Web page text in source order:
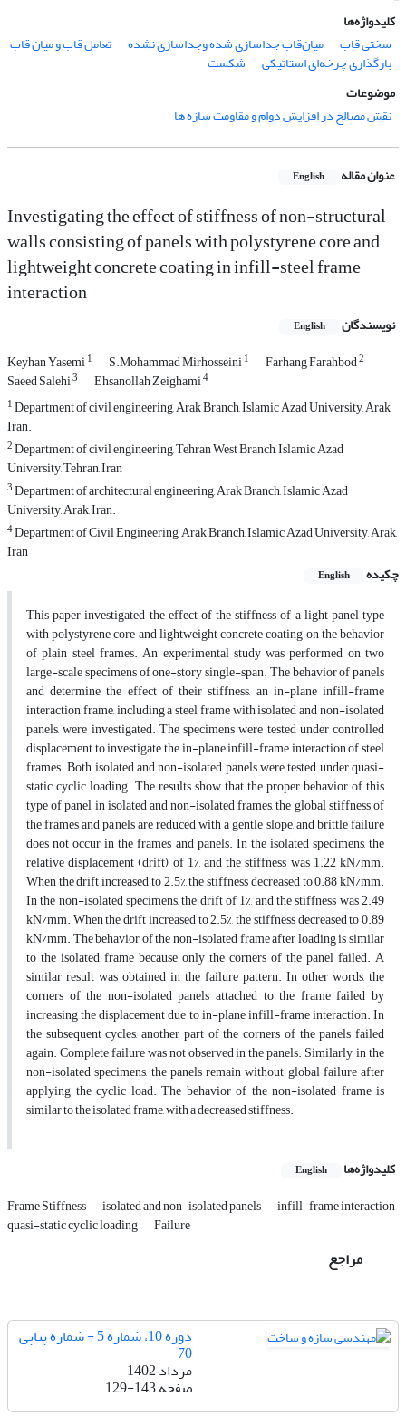
کلیدواژه‌ها
سختی ‌قاب
میان‌قاب جداسازی شده وجداسازی نشده تعامل قاب و میان قاب
بارگذاری چرخه‌ای استاتیکی
شکست
موضوعات
نقش مصالح در افزایش دوام و مقاومت سازه ها
عنوان مقاله English
Investigating the effect of stiffness of non-structural
walls consisting of panels with polystyrene core and
lightweight concrete coating in infill-steel frame
interaction
نویسندگان English
Keyhan Yasemi1 S.Mohammad Mirhosseini1 Farhang Farahbod2
Saeed Salehi3 Ehsanollah Zeighami4
1Department of civil engineering, Arak Branch, Islamic Azad University, Arak,
Iran.
2Department of civil engineering, Tehran West Branch, Islamic Azad
University, Tehran, Iran
3Department of architectural engineering, Arak Branch, Islamic Azad
University, Arak, Iran.
4Department of Civil Engineering, Arak Branch, Islamic Azad University, Arak,
Iran
چکیده
English
This paper investigated the effect of the stiffness of a light panel type
with polystyrene core and lightweight concrete coating on the behavior
of plain steel frames. An experimental study was performed on two
large-scale specimens of one-story single-span. The behavior of panels
and determine the effect of their stiffness, an in-plane infill-frame
interaction frame, including a steel frame with isolated and non-isolated
panels, were investigated. The specimens were tested under controlled
displacement to investigate the in-plane infill-frame interaction of steel
frames. Both isolated and non-isolated panels were tested under quasi-
static cyclic loading. The results show that the proper behavior of this
type of panel in isolated and non-isolated frames, the global stiffness of
the frames and panels are reduced with a gentle slope, and brittle failure
does not occur in the frames and panels. In the isolated specimens, the
relative displacement (drift) of 1%, and the stiffness was 1.22 kN/mm.
When the drift increased to 2.5%, the stiffness decreased to 0.88 kN/mm.
In the non-isolated specimens, the drift of 1%, and the stiffness was 2.49
kN/mm. When the drift increased to 2.5%, the stiffness decreased to 0.89
kN/mm. The behavior of the non-isolated frame after loading is similar
to the isolated frame because only the corners of the panel failed. A
similar result was obtained in the failure pattern. In other words, the
corners of the non-isolated panels attached to the frame failed by
increasing the displacement due to in-plane infill-frame interaction. In
the subsequent cycles, another part of the corners of the panels failed
again. Complete failure was not observed in the panels. Similarly, in the
non-isolated specimens, the panels remain without global failure after
applying the cyclic load. The behavior of the non-isolated frame is
similar to the isolated frame, with a decreased stiffness.
کلیدواژه‌ها English
Frame Stiffness isolated and non-isolated panels infill-frame interaction
quasi-static cyclic loading Failure
مراجع
دوره 10، شماره 5 - شماره پیاپی
70
مرداد 1402
صفحه129-143